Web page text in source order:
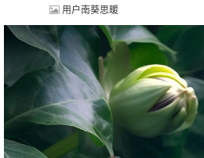
用户南葵思暖